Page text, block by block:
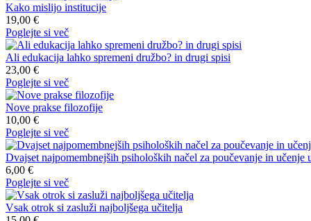
Kako mislijo institucije
19,00 €
Poglejte si več
Ali edukacija lahko spremeni družbo? in drugi spisi
23,00 €
Poglejte si več
Nove prakse filozofije
10,00 €
Poglejte si več
Dvajset najpomembnejših psiholoških načel za poučevanje in
6,00 €
Poglejte si več
Vsak otrok si zasluži najboljšega učitelja